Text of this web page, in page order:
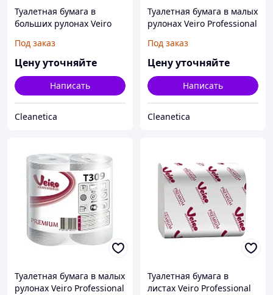
Туалетная бумага в
больших рулонах Veiro
Под заказ
Цену уточняйте
Написать
Cleanetica
Туалетная бумага в малых
рулонах Veiro Professional
Под заказ
Цену уточняйте
Написать
Cleanetica
Туалетная бумага в малых
рулонах Veiro Professional
Туалетная бумага в
листах Veiro Professional